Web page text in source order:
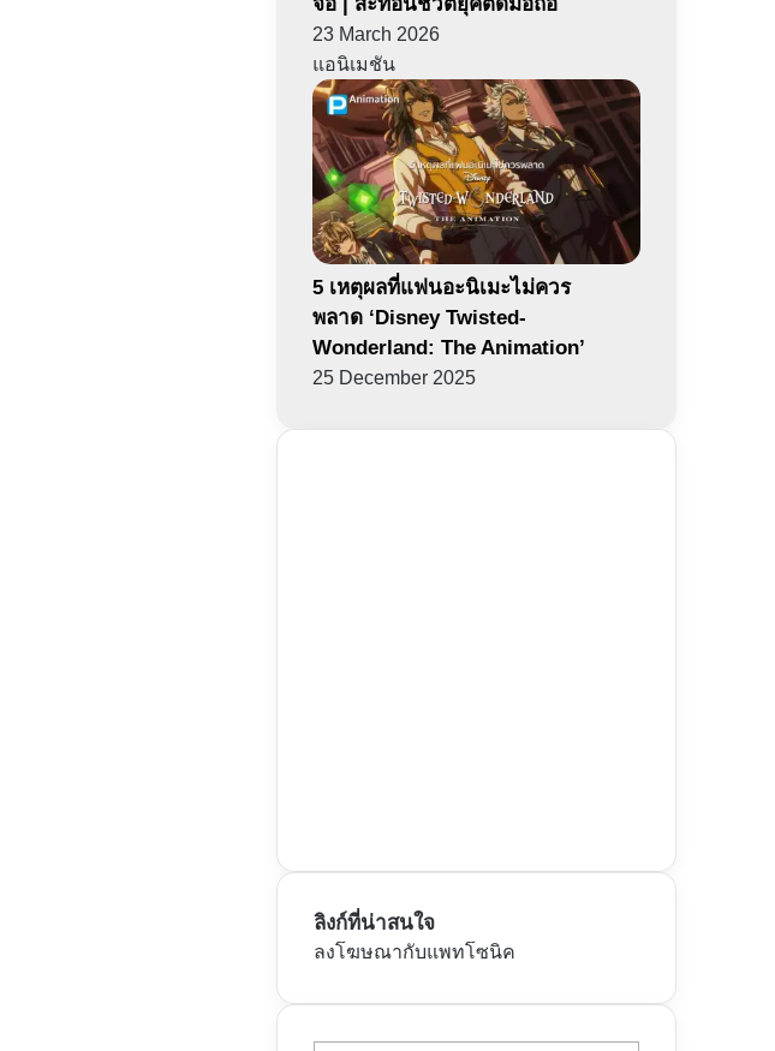
23 March 2026
แอนิเมชัน
5 เหตุผลที่แฟนอะนิเมะไม่ควร
พลาด ‘Disney Twisted-
Wonderland: The Animation’
25 December 2025
ลิงก์ที่น่าสนใจ
ลงโฆษณากับแพทโซนิค